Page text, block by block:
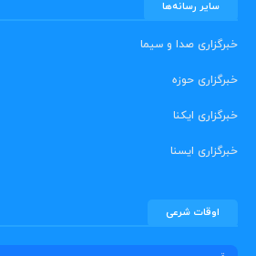
سایر رسانه‌ها
خبرگزاری صدا و سیما
خبرگزاری حوزه
خبرگزاری ایکنا
خبرگزاری ایسنا
اوقات شرعی